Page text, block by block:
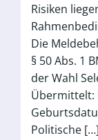
Risiken
Die
§ 50 Abs. 1
der Wahl
Übermittelt:
Politische […]